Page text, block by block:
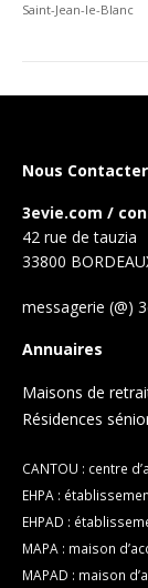
Saint-Jean-le-Blanc
Nous Contacter
3evie.com /
42 rue de tauzia
33800
messagerie (@)
Annuaires
Maisons de
Résidences
CANTOU : centre
EHPA :
EHPAD :
MAPA : maison
MAPAD : maison